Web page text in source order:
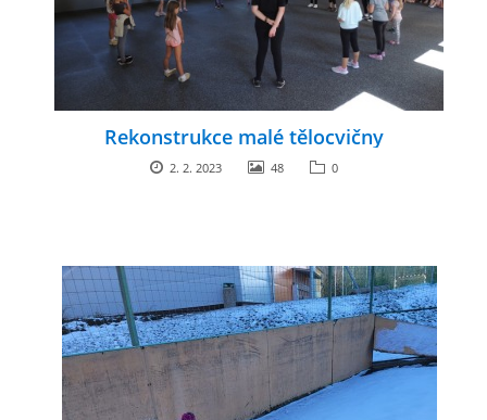
Rekonstrukce malé tělocvičny
2. 2. 2023 48 0